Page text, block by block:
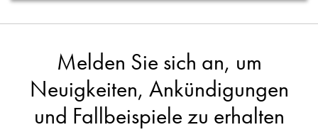
Melden Sie sich an, um
Neuigkeiten, Ankündigungen
und Fallbeispiele zu erhalten